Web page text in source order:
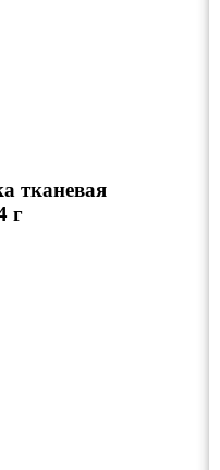
тканевая
г